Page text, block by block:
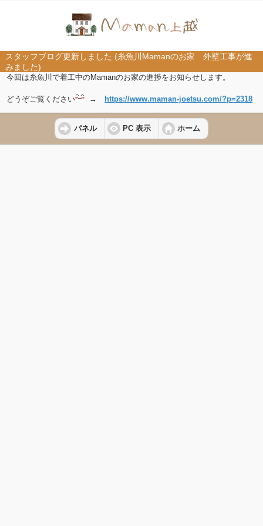
スタッフブログ更新しました (糸魚川Mamanのお家 外壁工事が進
みました)
今回は糸魚川で着工中のMamanのお家の進捗をお知らせします。
どうぞご覧ください → https://www.maman-joetsu.com/?p=2318
パネル PC 表示 ホーム